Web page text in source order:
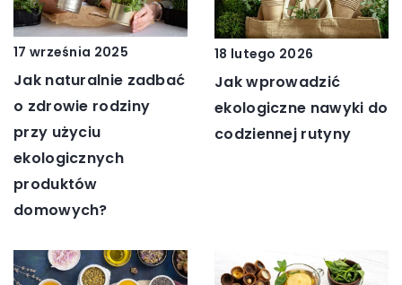
17 września 2025
Jak naturalnie zadbać
o zdrowie rodziny
przy użyciu
ekologicznych
produktów
domowych?
18 lutego 2026
Jak wprowadzić
ekologiczne nawyki do
codziennej rutyny